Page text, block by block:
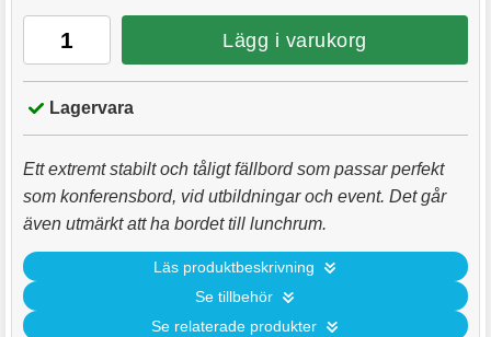
Lägg i varukorg
Lagervara
Ett extremt stabilt och tåligt fällbord som passar perfekt
som konferensbord, vid utbildningar och event. Det går
även utmärkt att ha bordet till lunchrum.
Läs produktbeskrivning
Se tillbehör
Se relaterade produkter